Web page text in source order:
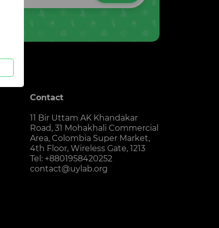
Contact
11 Bir Uttam AK Khandakar
Road, 31 Mohakhali Commercial
Area, Colombia Super Market,
4th Floor, Wireless Gate, 1213
Tel: +8801958420252
contact@uylab.org